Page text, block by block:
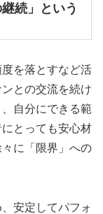
続」という
を落とすなど活
との交流を続け
自分にできる範
とっても安心材
に「限界」への
安定してパフォ